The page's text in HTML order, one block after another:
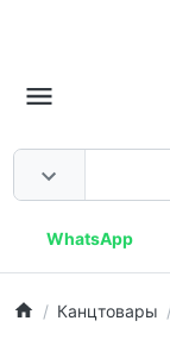
WhatsApp
Канцтовары